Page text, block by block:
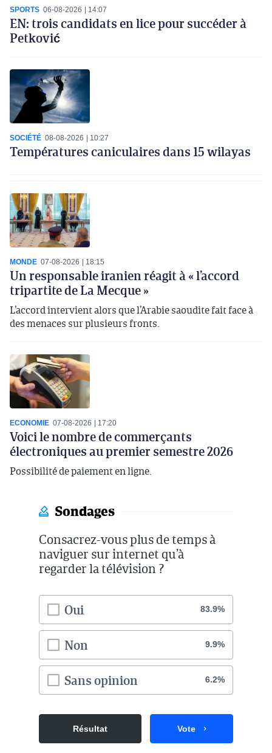
SPORTS 06-08-2026 14:07
EN: trois candidats en lice pour succéder à
Petković
SOCIÉTÉ 08-08-2026 10:27
Températures caniculaires dans 15 wilayas
MONDE 07-08-2026 18:15
Un responsable iranien réagit à « l’accord
tripartite de La Mecque »
L’accord intervient alors que l’Arabie saoudite fait face à
des menaces sur plusieurs fronts.
ECONOMIE 07-08-2026 17:20
Voici le nombre de commerçants
électroniques au premier semestre 2026
Possibilité de paiement en ligne.
Sondages
Consacrez-vous plus de temps à
naviguer sur internet qu’à
regarder la télévision ?
Oui 83.9%
Non 9.9%
Sans opinion 6.2%
Résultat Vote